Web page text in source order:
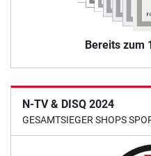
Bereits zum
N-TV & DISQ 2024
GESAMTSIEGER SHOPS